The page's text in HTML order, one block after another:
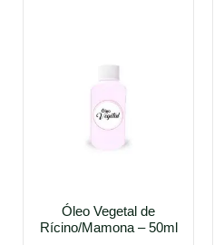
Óleo Vegetal de
Rícino/Mamona – 50ml